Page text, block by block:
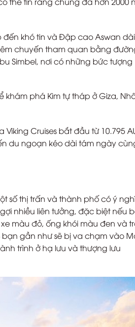
khó tin và Đập cao Aswan
chuyến tham quan bằng
Simbel, nơi có những bức tượng
phá Kim tự tháp ở Giza,
Cruises bắt đầu từ 10.795
du ngoạn kéo dài tám ngày
số thị trấn và thành phố có ý
nhiều liên tưởng, đặc biệt nếu
màu đỏ, ống khói màu đen và
gần như sẽ bị va chạm vào
trình ở hạ lưu và thượng lưu